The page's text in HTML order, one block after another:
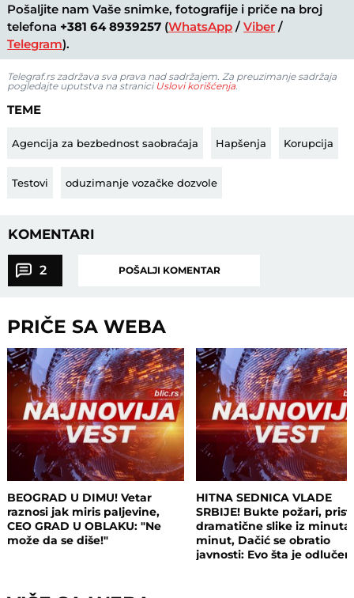
Pošaljite nam Vaše snimke, fotografije i priče na broj
telefona +381 64 8939257 (WhatsApp /Viber /
Telegram).
Telegraf.rs zadržava sva prava nad sadržajem. Za preuzimanje sadržaja
pogledajte uputstva na stranici Uslovi korišćenja.
TEME
Agencija za bezbednost saobraćaja Hapšenja Korupcija
Testovi oduzimanje vozačke dozvole
KOMENTARI
2 POŠALJI KOMENTAR
PRIČE SA WEBA
BEOGRAD U DIMU! Vetar
raznosi jak miris paljevine,
CEO GRAD U OBLAKU: "Ne
može da se diše!"
HITNA SEDNICA VLADE
SRBIJE! Bukte požari,
dramatične slike iz minuta
minut, Dačić se obratio
javnosti: Evo šta je